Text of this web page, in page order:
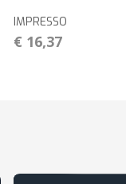
IMPRESSO
€ 16,37